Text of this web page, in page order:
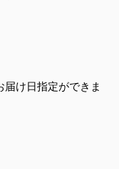
届け日指定ができま